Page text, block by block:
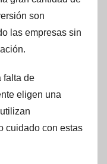
son
las empresas sin
falta de
eligen una
cuidado con estas